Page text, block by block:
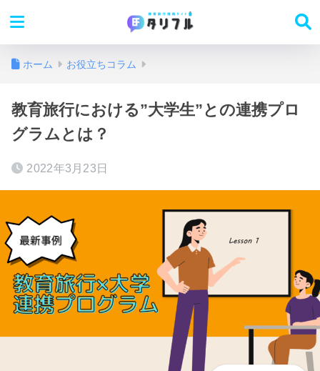
ホーム お役立ちコラム
教育旅行における”大学生”との連携プロ
グラムとは？
2022年3月23日